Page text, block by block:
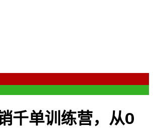
千单训练营，从0